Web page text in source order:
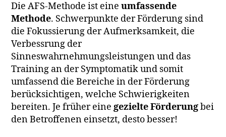
Die AFS-Methode ist eineumfassende
Methode. Schwerpunkte der Förderung sind
die Fokussierung der Aufmerksamkeit, die
Verbessrung der
Sinneswahrnehmungsleistungen und das
Training an der Symptomatik und somit
umfassend die Bereiche in der Förderung
berücksichtigen, welche Schwierigkeiten
bereiten. Je früher einegezielte Förderungbei
den Betroffenen einsetzt, desto besser!